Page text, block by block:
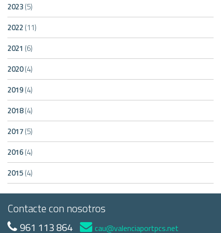
2023(5)
2022 (11)
2021 (6)
2020(4)
2019(4)
2018(4)
2017(5)
2016(4)
2015(4)
Contacte con nosotros
961 113 864 cau@valenciaportpcs.net